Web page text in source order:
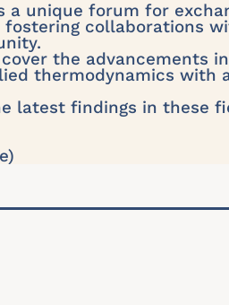
a unique forum for
fostering collaborations
the advancements
thermodynamics with
latest findings in these